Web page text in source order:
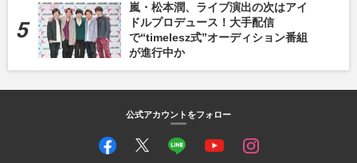
嵐・松本潤、ライブ演出の次はアイ
ドルプロデュース！大手配信
で“timelesz式”オーディション番組
が進行中か
公式アカウントをフォロー